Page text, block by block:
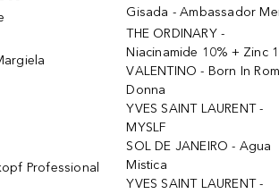
Professional
Gisada - Ambassador
THE ORDINARY -
Niacinamide 10% + Zinc
VALENTINO - Born In
Donna
YVES SAINT LAURENT -
MYSLF
SOL DE JANEIRO - Agua
Mistica
YVES SAINT LAURENT -